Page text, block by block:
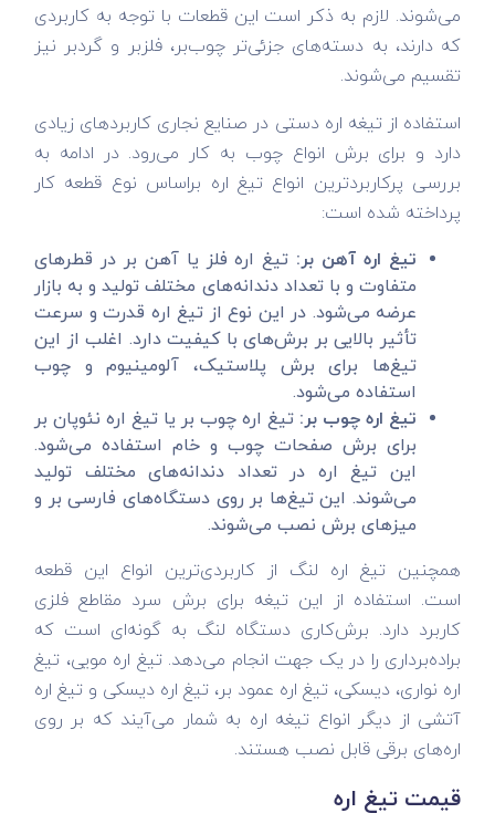
می‌شوند. لازم به ذکر است این قطعات با توجه به کاربردی
که دارند، به دسته‌های جزئی‌تر چوب‌بر، فلزبر و گردبر نیز
تقسیم می‌شوند.
استفاده از تیغه اره دستی در صنایع نجاری کاربردهای زیادی
دارد و برای برش انواع چوب به کار می‌رود. در ادامه به
بررسی پرکاربردترین انواع تیغ اره براساس نوع قطعه کار
پرداخته شده است:
تیغ اره آهن بر: تیغ اره فلز یا آهن بر در قطر‌های
متفاوت و با تعداد دندانه‌های مختلف تولید و به بازار
عرضه می‌شود. در این نوع از تیغ اره قدرت و سرعت
تأثیر بالایی بر برش‌های با کیفیت دارد. اغلب از این
تیغ‌ها برای برش پلاستیک، آلومینیوم و چوب
استفاده می‌شود.
تیغ اره چوب بر: تیغ اره چوب بر یا تیغ اره نئوپان بر
برای برش صفحات چوب و خام استفاده می‌شود.
این تیغ اره در تعداد دندانه‌های مختلف تولید
می‌شوند. این تیغ‌ها بر روی دستگاه‌های فارسی بر و
میز‌های برش نصب می‌شوند.
همچنین تیغ اره لنگ از کاربردی‌ترین انواع این قطعه
است. استفاده از این تیغه برای برش سرد مقاطع فلزی
کاربرد دارد. برش‌کاری دستگاه لنگ به گونه‌ای است که
براده‌برداری را در یک جهت انجام می‌دهد. تیغ اره مویی، تیغ
اره نواری، دیسکی، تیغ اره عمود بر، تیغ اره دیسکی و تیغ اره
آتشی از دیگر انواع تیغه اره به شمار می‌آیند که بر روی
اره‌های برقی قابل نصب هستند.
قیمت تیغ اره